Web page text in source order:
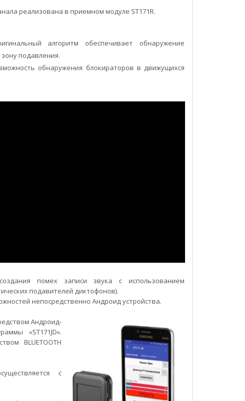
реализована в приемном модуле ST171R.
алгоритм обеспечивает обнаружение
подавления.
обнаружения блокираторов в движущихся
помех записи звука с использованием
подавителей диктофонов).
непосредственно Андроид устройства.
Андроид-
«ST171JD».
BLUETOOTH
с